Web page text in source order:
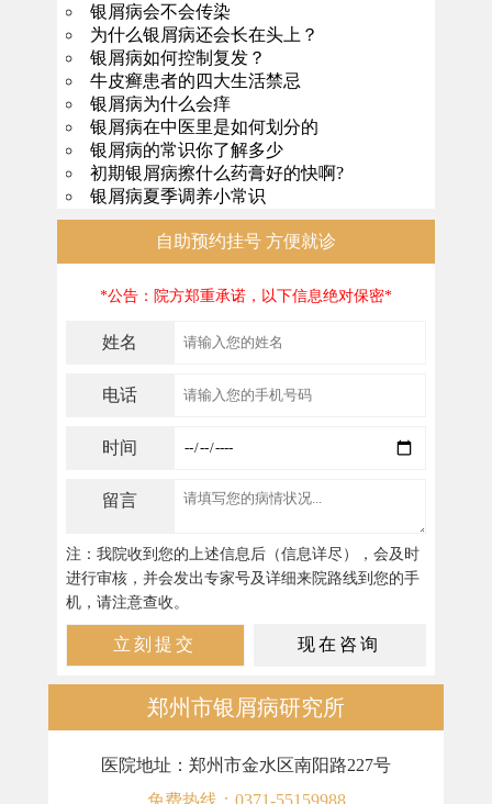
银屑病会不会传染
为什么银屑病还会长在头上？
银屑病如何控制复发？
牛皮癣患者的四大生活禁忌
银屑病为什么会痒
银屑病在中医里是如何划分的
银屑病的常识你了解多少
初期银屑病擦什么药膏好的快啊?
银屑病夏季调养小常识
自助预约挂号 方便就诊
*公告：院方郑重承诺，以下信息绝对保密*
姓名
电话
时间
留言
注：我院收到您的上述信息后（信息详尽），会及时
进行审核，并会发出专家号及详细来院路线到您的手
机，请注意查收。
郑州市银屑病研究所
医院地址：郑州市金水区南阳路227号
免费热线：0371-55159988